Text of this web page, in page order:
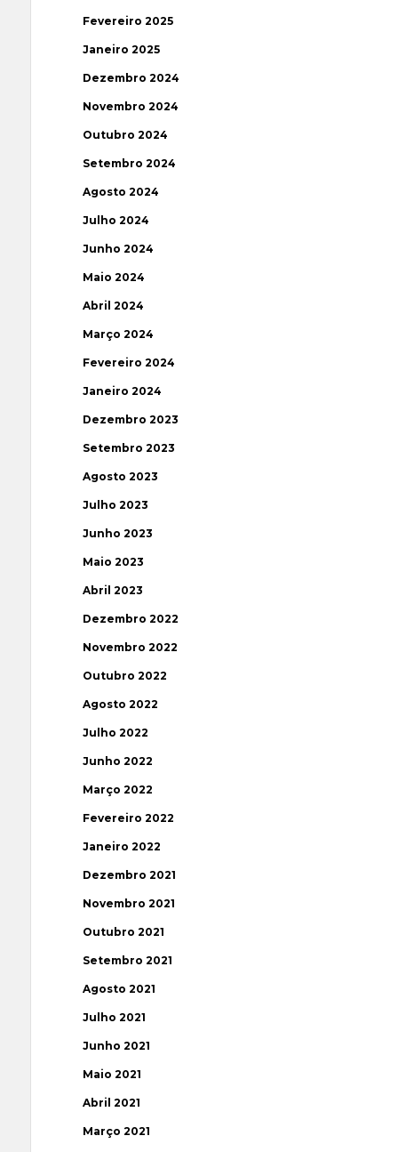
Fevereiro 2025
Janeiro 2025
Dezembro 2024
Novembro 2024
Outubro 2024
Setembro 2024
Agosto 2024
Julho 2024
Junho 2024
Maio 2024
Abril 2024
Março 2024
Fevereiro 2024
Janeiro 2024
Dezembro 2023
Setembro 2023
Agosto 2023
Julho 2023
Junho 2023
Maio 2023
Abril 2023
Dezembro 2022
Novembro 2022
Outubro 2022
Agosto 2022
Julho 2022
Junho 2022
Março 2022
Fevereiro 2022
Janeiro 2022
Dezembro 2021
Novembro 2021
Outubro 2021
Setembro 2021
Agosto 2021
Julho 2021
Junho 2021
Maio 2021
Abril 2021
Março 2021